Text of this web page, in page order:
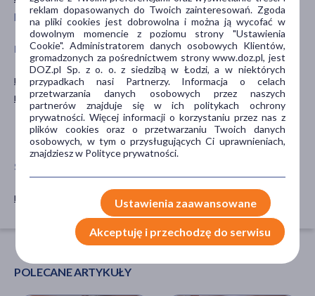
pokaż więcej ...
PORA STOSOWANIA
na dzień
na noc
RODZAJ SKÓRY
naczynkowa
podrażniona
trądzikowa
wrażliwa
SPOSÓB APLIKACJI
na skórę
POLECANE ARTYKUŁY
reklam dopasowanych do Twoich zainteresowań. Zgoda
na pliki cookies jest dobrowolna i można ją wycofać w
dowolnym momencie z poziomu strony "Ustawienia
Cookie". Administratorem danych osobowych Klientów,
gromadzonych za pośrednictwem strony www.doz.pl, jest
DOZ.pl Sp. z o. o. z siedzibą w Łodzi, a w niektórych
przypadkach nasi Partnerzy. Informacja o celach
przetwarzania danych osobowych przez naszych
partnerów znajduje się w ich politykach ochrony
prywatności. Więcej informacji o korzystaniu przez nas z
plików cookies oraz o przetwarzaniu Twoich danych
osobowych, w tym o przysługujących Ci uprawnieniach,
znajdziesz w Polityce prywatności.
Ustawienia zaawansowane
Akceptuję i przechodzę do serwisu